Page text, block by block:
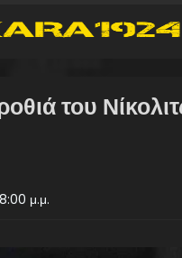
του
μ.μ.